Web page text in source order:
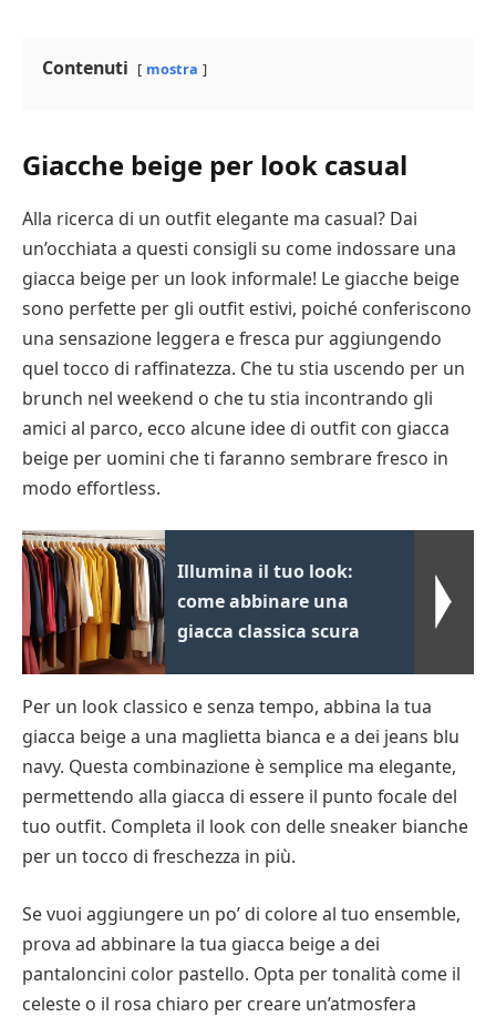
Contenuti mostra
Giacche beige per look casual
Alla ricerca di un outfit elegante ma casual? Dai
un’occhiata a questi consigli su come indossare una
giacca beige per un look informale! Le giacche beige
sono perfette per gli outfit estivi, poiché conferiscono
una sensazione leggera e fresca pur aggiungendo
quel tocco di raffinatezza. Che tu stia uscendo per un
brunch nel weekend o che tu stia incontrando gli
amici al parco, ecco alcune idee di outfit con giacca
beige per uomini che ti faranno sembrare fresco in
modo effortless.
Illumina il tuo look:
come abbinare una
giacca classica scura
Per un look classico e senza tempo, abbina la tua
giacca beige a una maglietta bianca e a dei jeans blu
navy. Questa combinazione è semplice ma elegante,
permettendo alla giacca di essere il punto focale del
tuo outfit. Completa il look con delle sneaker bianche
per un tocco di freschezza in più.
Se vuoi aggiungere un po’ di colore al tuo ensemble,
prova ad abbinare la tua giacca beige a dei
pantaloncini color pastello. Opta per tonalità come il
celeste o il rosa chiaro per creare un’atmosfera